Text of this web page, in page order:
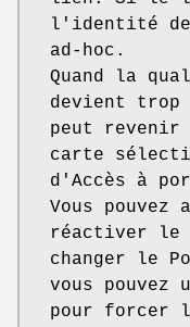
l'identité
ad-hoc.
Quand la
devient trop
peut revenir
carte
d'Accès à
Vous
réactiver le
changer le
vous
pour forcer